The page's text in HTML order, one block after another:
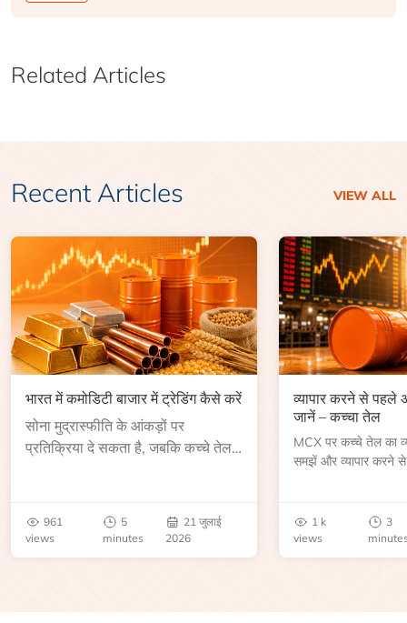
Related Articles
Recent Articles VIEW ALL
भारत में कमोडिटी बाजार में ट्रेडिंग कैसे करें
सोना मुद्रास्फीति के आंकड़ों पर
प्रतिक्रिया दे सकता है, जबकि कच्चे तेल
961
views
5
minutes
21 जुलाई
2026
व्यापार करने से पहले
जानें – कच्चा तेल
MCX पर कच्चे तेल का
समझें और व्यापार करने
जानें।1 k
views
3